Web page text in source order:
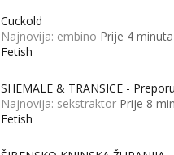
Cuckold
Najnovija: embino Prije 4 minuta
Fetish
SHEMALE & TRANSICE -
Najnovija: sekstraktor Prije 8
Fetish